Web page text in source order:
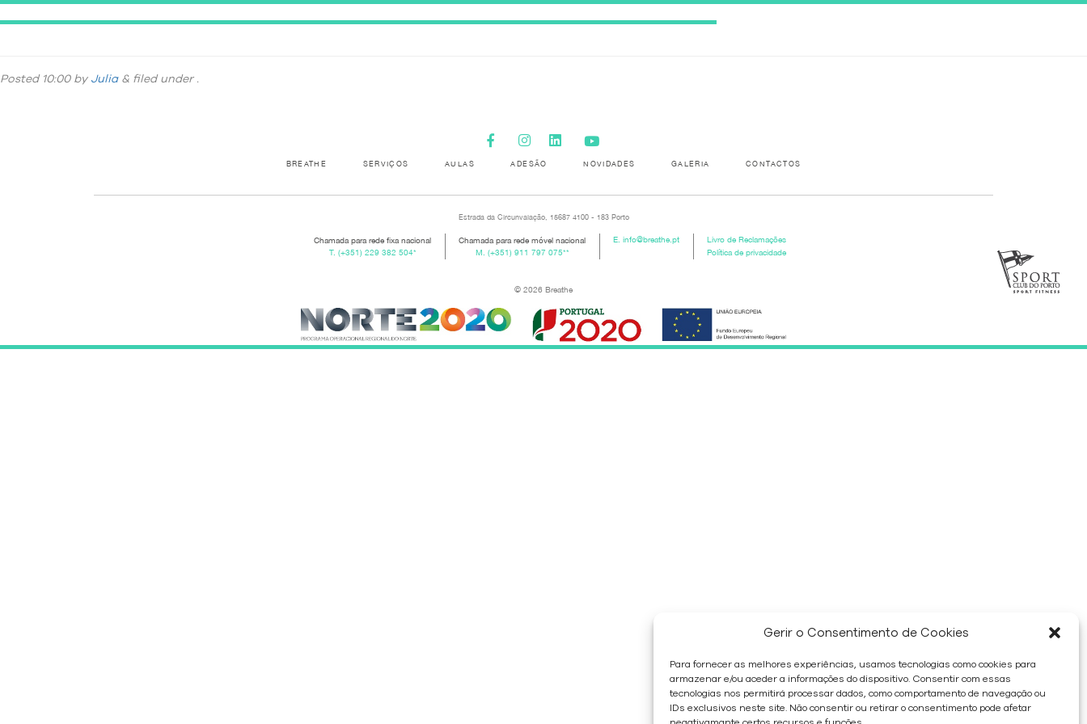
Gerir o Consentimento de Cookies
Para fornecer as melhores experiências, usamos tecnologias como cookies para
armazenar e/ou aceder a informações do dispositivo. Consentir com essas
tecnologias nos permitirá processar dados, como comportamento de navegação ou
IDs exclusivos neste site. Não consentir ou retirar o consentimento pode afetar
Posted 10:00by Julia & filed under .
BREATHE SERVIÇOS AULAS ADESÃO NOVIDADES GALERIA CONTACTOS
Estrada da Circunvalação, 15687 4100 - 183 Porto
Chamada para rede fixa nacional
T. (+351) 229 382 504*
Chamada para rede móvel nacional
M. (+351) 911 797 075**
E.info@breathe.pt
Livro de Reclamações
Política de privacidade
© 2026 Breathe